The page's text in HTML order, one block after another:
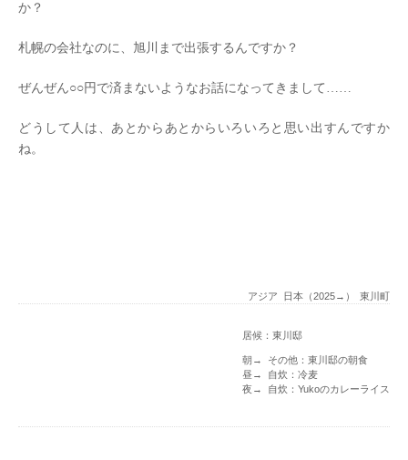
か？
札幌の会社なのに、旭川まで出張するんですか？
ぜんぜん○○円で済まないようなお話になってきまして……
どうして人は、あとからあとからいろいろと思い出すんですか
ね。
アジア 日本（2025→） 東川町
居候：東川邸
朝→ その他：東川邸の朝食
昼→ 自炊：冷麦
夜→ 自炊：Yukoのカレーライス